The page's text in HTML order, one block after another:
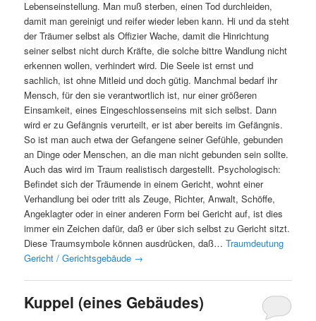
Lebenseinstellung. Man muß sterben, einen Tod durchleiden,
damit man gereinigt und reifer wieder leben kann. Hi und da steht
der Träumer selbst als Offizier Wache, damit die Hinrichtung
seiner selbst nicht durch Kräfte, die solche bittre Wandlung nicht
erkennen wollen, verhindert wird. Die Seele ist ernst und
sachlich, ist ohne Mitleid und doch gütig. Manchmal bedarf ihr
Mensch, für den sie verantwortlich ist, nur einer größeren
Einsamkeit, eines Eingeschlossenseins mit sich selbst. Dann
wird er zu Gefängnis verurteilt, er ist aber bereits im Gefängnis.
So ist man auch etwa der Gefangene seiner Gefühle, gebunden
an Dinge oder Menschen, an die man nicht gebunden sein sollte.
Auch das wird im Traum realistisch dargestellt. Psychologisch:
Befindet sich der Träumende in einem Gericht, wohnt einer
Verhandlung bei oder tritt als Zeuge, Richter, Anwalt, Schöffe,
Angeklagter oder in einer anderen Form bei Gericht auf, ist dies
immer ein Zeichen dafür, daß er über sich selbst zu Gericht sitzt.
Diese Traumsymbole können ausdrücken, daß…Traumdeutung
Gericht / Gerichtsgebäude →
Kuppel (eines Gebäudes)